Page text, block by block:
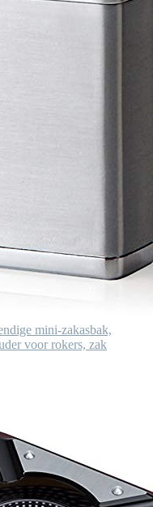
mini-zakasbak,
voor rokers, zak